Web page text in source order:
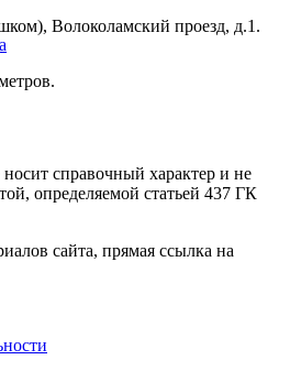
Волоколамский проезд, д.1.
справочный характер и не
определяемой статьей 437 ГК
сайта, прямая ссылка на